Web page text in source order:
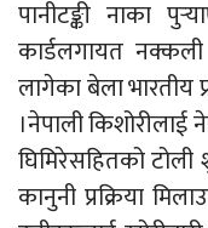
पानीटङ्की नाका
कार्डलगायत
लागेका बेला भारतीय
।नेपाली
घिमिरेसहितको टोली
कानुनी प्रक्रिया